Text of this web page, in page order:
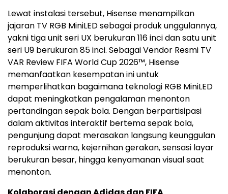
Lewat instalasi tersebut, Hisense menampilkan
jajaran TV RGB MiniLED sebagai produk unggulannya,
yakni tiga unit seri UX berukuran 116 inci dan satu unit
seri U9 berukuran 85 inci. Sebagai Vendor Resmi TV
VAR Review FIFA World Cup 2026™, Hisense
memanfaatkan kesempatan ini untuk
memperlihatkan bagaimana teknologi RGB MiniLED
dapat meningkatkan pengalaman menonton
pertandingan sepak bola. Dengan berpartisipasi
dalam aktivitas interaktif bertema sepak bola,
pengunjung dapat merasakan langsung keunggulan
reproduksi warna, kejernihan gerakan, sensasi layar
berukuran besar, hingga kenyamanan visual saat
menonton.